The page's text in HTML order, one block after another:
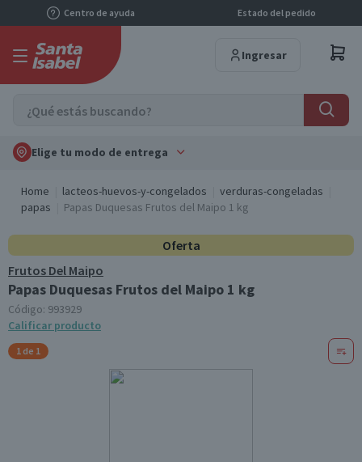
Centro de ayuda Estado del pedido
Ingresar
Elige tu modo de entrega
Home lacteos-huevos-y-congelados
verduras-congeladas
papas
Papas Duquesas Frutos del Maipo 1 kg
Oferta
Frutos Del Maipo
Papas Duquesas Frutos del Maipo 1 kg
Código: 993929
Calificar producto
1 de 1